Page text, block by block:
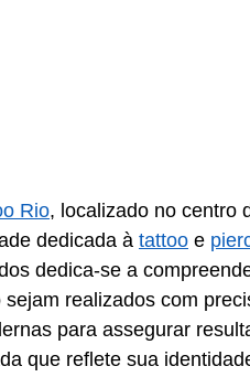
Rio, localizado no centro
dedicada à tattoo e
dedica-se a
realizados com
para assegurar
que reflete sua